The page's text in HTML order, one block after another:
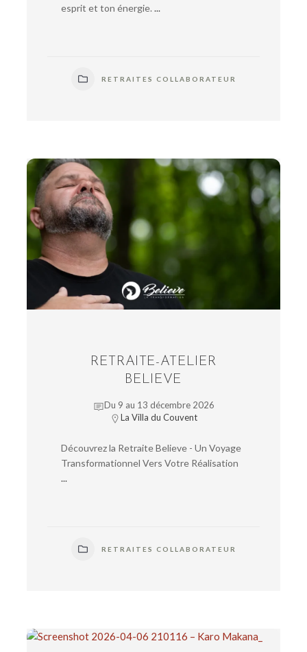
esprit et ton énergie. ...
RETRAITES COLLABORATEUR
RETRAITE-ATELIER
BELIEVE
Du 9 au 13 décembre 2026
La Villa du Couvent
Découvrez la Retraite Believe - Un Voyage
Transformationnel Vers Votre Réalisation
...
RETRAITES COLLABORATEUR